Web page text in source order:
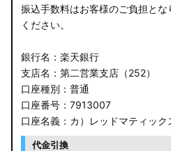
振込手数料はお客様のご負担と
ください。
銀行名：楽天銀行
支店名：第二営業支店（252）
口座種別：普通
口座番号：7913007
口座名義：カ）レッドマティック
代金引換